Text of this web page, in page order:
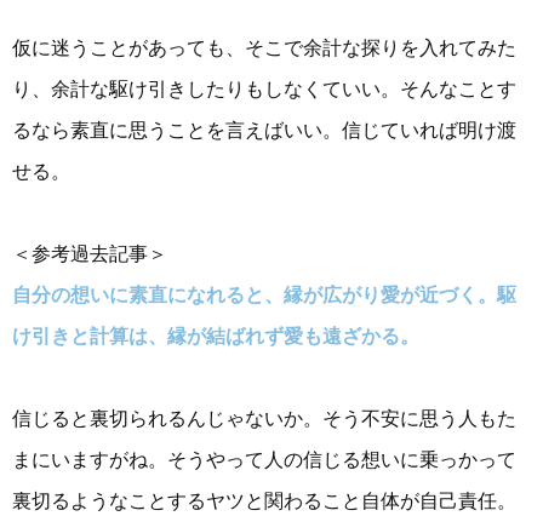
仮に迷うことがあっても、そこで余計な探りを入れてみた
り、余計な駆け引きしたりもしなくていい。そんなことす
るなら素直に思うことを言えばいい。信じていれば明け渡
せる。
＜参考過去記事＞
自分の想いに素直になれると、縁が広がり愛が近づく。駆
け引きと計算は、縁が結ばれず愛も遠ざかる。
信じると裏切られるんじゃないか。そう不安に思う人もた
まにいますがね。そうやって人の信じる想いに乗っかって
裏切るようなことするヤツと関わること自体が自己責任。